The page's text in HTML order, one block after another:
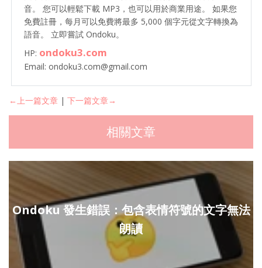
音。 您可以輕鬆下載 MP3，也可以用於商業用途。 如果您
免費註冊，每月可以免費將最多 5,000 個字元從文字轉換為
語音。 立即嘗試 Ondoku。
HP: ondoku3.com
Email: ondoku3.com@gmail.com
←上一篇文章 | 下一篇文章→
相關文章
Ondoku 發生錯誤：包含表情符號的文字無法
朗讀